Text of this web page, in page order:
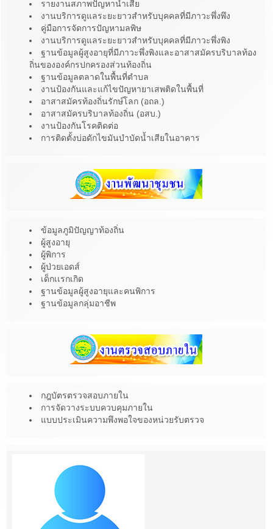
รายงานสภาพปัญหาน้ำเสีย
งานบริการดูแลระยะยาวสำหรับบุคคลที่มีภาวะพึ่งพึง
คู่มือการจัดการปัญหามลพิษ
งานบริการดูแลระยะยาวสำหรับบุคคลที่มีภาวะพึ่งพิง
ฐานข้อมูลผู้สูงอายุที่มีภาวะพึ่งพิงและอาสาสมัครบริบาลท้อง
ถิ่นขององค์กรปกครองส่วนท้องถิ่น
ฐานข้อมูลตลาดในพื้นที่ตำบล
งานป้องกันและแก้ไขปัญหายาเสพติดในพื้นที่
อาสาสมัครท้องถิ่นรักษ์โลก (อถล.)
อาสาสมัครบริบาลท้องถิ่น (อสบ.)
งานป้องกันโรคติดต่อ
การติดตั้งบ่อดักไขมันบำบัดน้ำเสียในอาคาร
ข้อมูลภูมิปัญญาท้องถิ่น
ผู้สูงอายุ
ผู้พิการ
ผู้ป่วยเอดส์
เด็กเเรกเกิด
ฐานข้อมูลผู้สูงอายุและคนพิการ
ฐานข้อมูลกลุ่มอาชีพ
กฎบัตรตรวจสอบภายใน
การจัดวางระบบควบคุมภายใน
แบบประเมินความพึงพอใจของหน่วยรับตรวจ